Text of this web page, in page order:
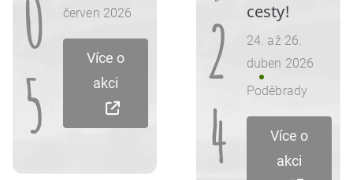
0
5
červen 2026
Více o
2
4
cesty!
24. až 26.
duben 2026
Poděbrady
Více o